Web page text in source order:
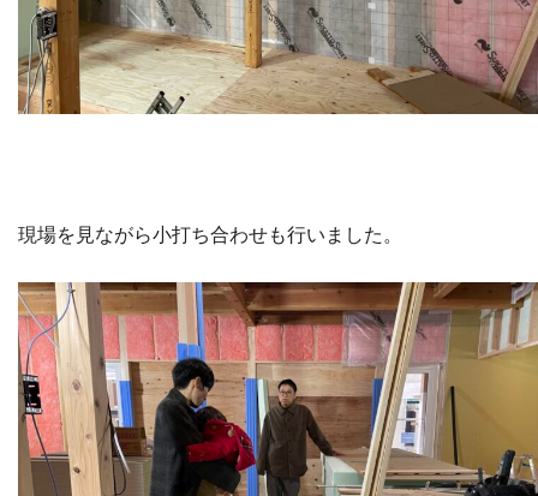
現場を見ながら小打ち合わせも行いました。